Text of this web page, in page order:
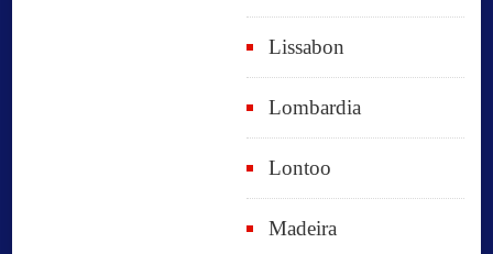
Lissabon
Lombardia
Lontoo
Madeira